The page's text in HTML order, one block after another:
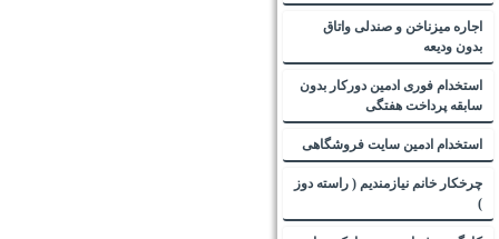
اجاره میزناخن و صندلی واتاق
بدون ودیعه
استخدام فوری ادمین دورکار بدون
سابقه پرداخت هفتگی
استخدام ادمین سایت فروشگاهی
چرخکار خانم نیازمندیم ( راسته دوز